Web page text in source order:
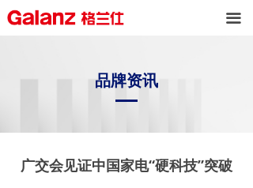
끀
广交会见证中国家电“硬科技”突破
品牌资讯